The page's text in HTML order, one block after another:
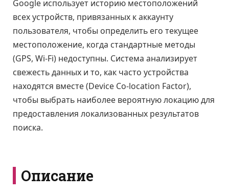
Google использует историю местоположений
всех устройств, привязанных к аккаунту
пользователя, чтобы определить его текущее
местоположение, когда стандартные методы
(GPS, Wi-Fi) недоступны. Система анализирует
свежесть данных и то, как часто устройства
находятся вместе (Device Co-location Factor),
чтобы выбрать наиболее вероятную локацию для
предоставления локализованных результатов
поиска.
Описание